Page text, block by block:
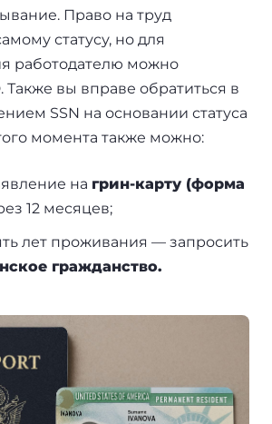
Право на труд
статусу, но для
работодателю можно
Также вы вправе обратиться в
SSN на основании статуса
момента также можно:
на грин-карту (форма
12 месяцев;
лет проживания — запросить
гражданство.